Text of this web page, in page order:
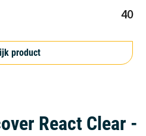
40
product
React Clear -